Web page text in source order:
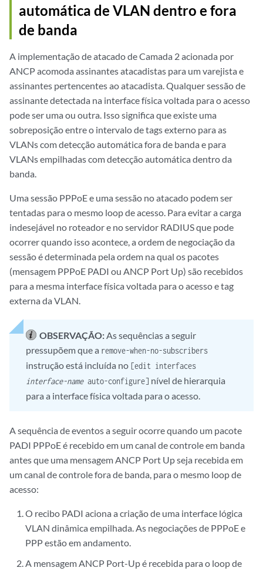
automática de VLAN dentro e fora
de banda
A implementação de atacado de Camada 2 acionada por
ANCP acomoda assinantes atacadistas para um varejista e
assinantes pertencentes ao atacadista. Qualquer sessão de
assinante detectada na interface física voltada para o acesso
pode ser uma ou outra. Isso significa que existe uma
sobreposição entre o intervalo de tags externo para as
VLANs com detecção automática fora de banda e para
VLANs empilhadas com detecção automática dentro da
banda.
Uma sessão PPPoE e uma sessão no atacado podem ser
tentadas para o mesmo loop de acesso. Para evitar a carga
indesejável no roteador e no servidor RADIUS que pode
ocorrer quando isso acontece, a ordem de negociação da
sessão é determinada pela ordem na qual os pacotes
(mensagem PPPoE PADI ou ANCP Port Up) são recebidos
para a mesma interface física voltada para o acesso e tag
externa da VLAN.
OBSERVAÇÃO: As sequências a seguir
pressupõem que a remove-when-no-subscribers
instrução está incluída no [edit interfaces
interface-nameauto-configure] nível de hierarquia
para a interface física voltada para o acesso.
A sequência de eventos a seguir ocorre quando um pacote
PADI PPPoE é recebido em um canal de controle em banda
antes que uma mensagem ANCP Port Up seja recebida em
um canal de controle fora de banda, para o mesmo loop de
acesso:
O recibo PADI aciona a criação de uma interface lógica
VLAN dinâmica empilhada. As negociações de PPPoE e
PPP estão em andamento.
A mensagem ANCP Port-Up é recebida para o loop de